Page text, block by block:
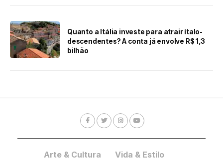
Quanto a Itália investe para atrair ítalo-
descendentes? A conta já envolve R$ 1,3
bilhão
Arte & Cultura Vida & Estilo